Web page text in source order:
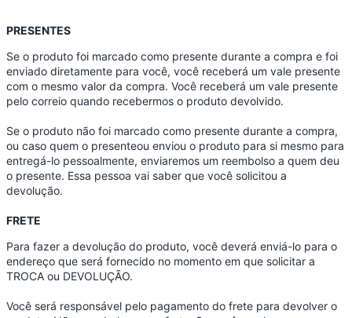
PRESENTES
Se o produto foi marcado como presente durante a compra e foi
enviado diretamente para você, você receberá um vale presente
com o mesmo valor da compra. Você receberá um vale presente
pelo correio quando recebermos o produto devolvido.
Se o produto não foi marcado como presente durante a compra,
ou caso quem o presenteou enviou o produto para si mesmo para
entregá-lo pessoalmente, enviaremos um reembolso a quem deu
o presente. Essa pessoa vai saber que você solicitou a
devolução.
FRETE
Para fazer a devolução do produto, você deverá enviá-lo para o
endereço que será fornecido no momento em que solicitar a
TROCA ou DEVOLUÇÃO.
Você será responsável pelo pagamento do frete para devolver o